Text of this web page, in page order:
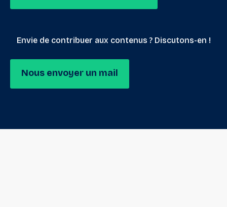
Envie de contribuer aux contenus ? Discutons-en !
Nous envoyer un mail